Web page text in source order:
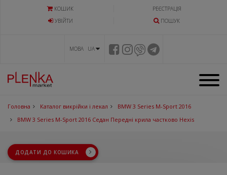
КОШИК
РЕЄСТРАЦІЯ
УВIЙТИ
ПОШУК
МОВА UA
Головна Каталог викрійки і лекал
BMW 3 Series M-Sport 2016
BMW 3 Series M-Sport 2016 Седан Передні крила частково Hexis
ДОДАТИ ДО КОШИКА